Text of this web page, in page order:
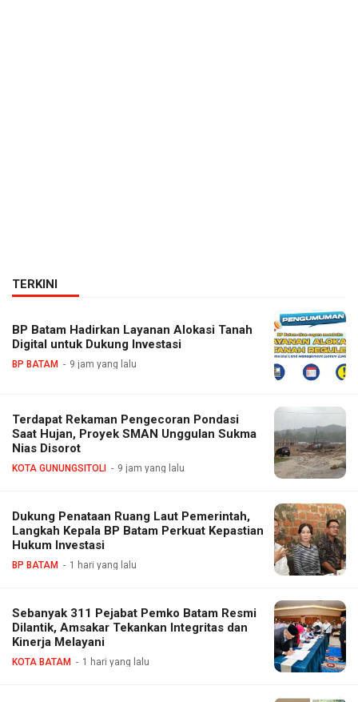
TERKINI
BP Batam Hadirkan Layanan Alokasi Tanah
Digital untuk Dukung Investasi
BP BATAM 9 jam yang lalu
Terdapat Rekaman Pengecoran Pondasi
Saat Hujan, Proyek SMAN Unggulan Sukma
Nias Disorot
KOTA GUNUNGSITOLI 9 jam yang lalu
Dukung Penataan Ruang Laut Pemerintah,
Langkah Kepala BP Batam Perkuat Kepastian
Hukum Investasi
BP BATAM 1 hari yang lalu
Sebanyak 311 Pejabat Pemko Batam Resmi
Dilantik, Amsakar Tekankan Integritas dan
Kinerja Melayani
KOTA BATAM 1 hari yang lalu